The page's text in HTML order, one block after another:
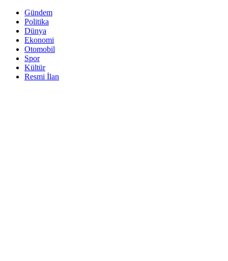
Gündem
Politika
Dünya
Ekonomi
Otomobil
Spor
Kültür
Resmi İlan